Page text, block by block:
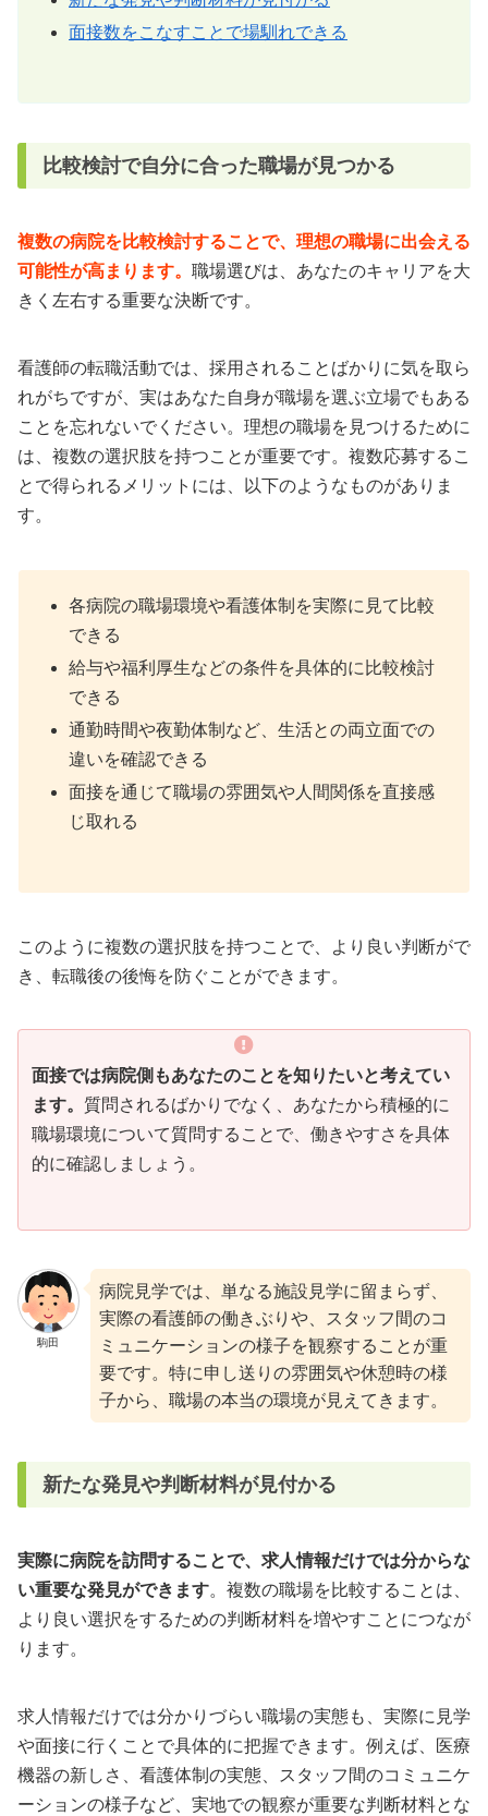
面接数をこなすことで場馴れできる
比較検討で自分に合った職場が見つかる
複数の病院を比較検討することで、理想の職場に出会える
可能性が高まります。 職場選びは、あなたのキャリアを大
きく左右する重要な決断です。
看護師の転職活動では、採用されることばかりに気を取ら
れがちですが、実はあなた自身が職場を選ぶ立場でもある
ことを忘れないでください。理想の職場を見つけるために
は、複数の選択肢を持つことが重要です。複数応募するこ
とで得られるメリットには、以下のようなものがありま
す。
各病院の職場環境や看護体制を実際に見て比較
できる
給与や福利厚生などの条件を具体的に比較検討
できる
通勤時間や夜勤体制など、生活との両立面での
違いを確認できる
面接を通じて職場の雰囲気や人間関係を直接感
じ取れる
このように複数の選択肢を持つことで、より良い判断がで
き、転職後の後悔を防ぐことができます。
面接では病院側もあなたのことを知りたいと考えてい
ます。 質問されるばかりでなく、あなたから積極的に
職場環境について質問することで、働きやすさを具体
的に確認しましょう。
駒田
病院見学では、単なる施設見学に留まらず、
実際の看護師の働きぶりや、スタッフ間のコ
ミュニケーションの様子を観察することが重
要です。特に申し送りの雰囲気や休憩時の様
子から、職場の本当の環境が見えてきます。
新たな発見や判断材料が見付かる
実際に病院を訪問することで、求人情報だけでは分からな
い重要な発見ができます。複数の職場を比較することは、
より良い選択をするための判断材料を増やすことにつなが
ります。
求人情報だけでは分かりづらい職場の実態も、実際に見学
や面接に行くことで具体的に把握できます。例えば、医療
機器の新しさ、看護体制の実態、スタッフ間のコミュニケ
ーションの様子など、実地での観察が重要な判断材料とな